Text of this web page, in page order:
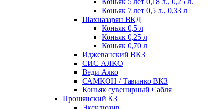
Коньяк 5 лет 0,18 л., 0,25 л.
Коньяк 7 лет 0,5 л., 0,33 л
Шахназарян ВКД
Коньяк 0,5 л
Коньяк 0,25 л
Коньяк 0,70 л
Иджеванский ВКЗ
СИС АЛКО
Веди Алко
САМКОН / Тавинко ВКЗ
Коньяк сувенирный Сабля
Прошянский КЗ
Эксклюзив